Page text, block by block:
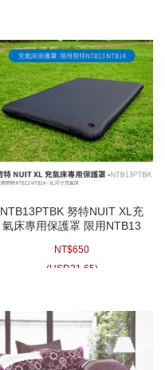
NTB13PTBK 努特NUIT XL充
氣床專用保護罩 限用NTB13
磨
NT$650
(USD21.65)